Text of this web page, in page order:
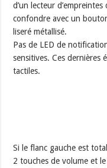
d’un lecteur
confondre avec un
liseré métallisé.
Pas de LED de
sensitives. Ces dernières
tactiles.
Si le flanc gauche est
2 touches de volume et